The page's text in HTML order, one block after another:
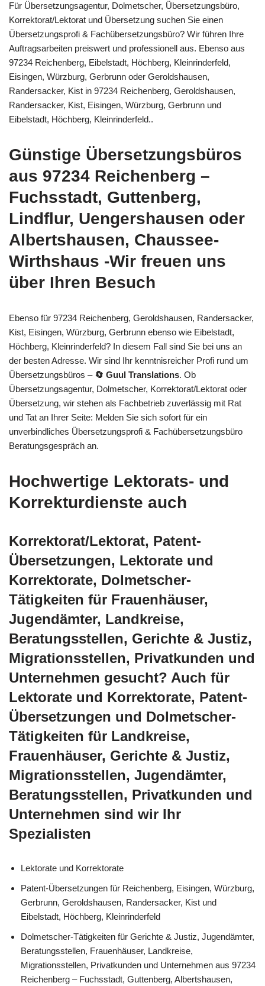
Für Übersetzungsagentur, Dolmetscher, Übersetzungsbüro,
Korrektorat/Lektorat und Übersetzung suchen Sie einen
Übersetzungsprofi & Fachübersetzungsbüro? Wir führen Ihre
Auftragsarbeiten preiswert und professionell aus. Ebenso aus
97234 Reichenberg, Eibelstadt, Höchberg, Kleinrinderfeld,
Eisingen, Würzburg, Gerbrunn oder Geroldshausen,
Randersacker, Kist in 97234 Reichenberg, Geroldshausen,
Randersacker, Kist, Eisingen, Würzburg, Gerbrunn und
Eibelstadt, Höchberg, Kleinrinderfeld..
Günstige Übersetzungsbüros
aus 97234 Reichenberg –
Fuchsstadt, Guttenberg,
Lindflur, Uengershausen oder
Albertshausen, Chaussee-
Wirthshaus -Wir freuen uns
über Ihren Besuch
Ebenso für 97234 Reichenberg, Geroldshausen, Randersacker,
Kist, Eisingen, Würzburg, Gerbrunn ebenso wie Eibelstadt,
Höchberg, Kleinrinderfeld? In diesem Fall sind Sie bei uns an
der besten Adresse. Wir sind Ihr kenntnisreicher Profi rund um
Übersetzungsbüros – 🔄 Guul Translations. Ob
Übersetzungsagentur, Dolmetscher, Korrektorat/Lektorat oder
Übersetzung, wir stehen als Fachbetrieb zuverlässig mit Rat
und Tat an Ihrer Seite: Melden Sie sich sofort für ein
unverbindliches Übersetzungsprofi & Fachübersetzungsbüro
Beratungsgespräch an.
Hochwertige Lektorats- und
Korrekturdienste auch
Korrektorat/Lektorat, Patent-
Übersetzungen, Lektorate und
Korrektorate, Dolmetscher-
Tätigkeiten für Frauenhäuser,
Jugendämter, Landkreise,
Beratungsstellen, Gerichte & Justiz,
Migrationsstellen, Privatkunden und
Unternehmen gesucht? Auch für
Lektorate und Korrektorate, Patent-
Übersetzungen und Dolmetscher-
Tätigkeiten für Landkreise,
Frauenhäuser, Gerichte & Justiz,
Migrationsstellen, Jugendämter,
Beratungsstellen, Privatkunden und
Unternehmen sind wir Ihr
Spezialisten
Lektorate und Korrektorate
Patent-Übersetzungen für Reichenberg, Eisingen, Würzburg,
Gerbrunn, Geroldshausen, Randersacker, Kist und
Eibelstadt, Höchberg, Kleinrinderfeld
Dolmetscher-Tätigkeiten für Gerichte & Justiz, Jugendämter,
Beratungsstellen, Frauenhäuser, Landkreise,
Migrationsstellen, Privatkunden und Unternehmen aus 97234
Reichenberg – Fuchsstadt, Guttenberg, Albertshausen,